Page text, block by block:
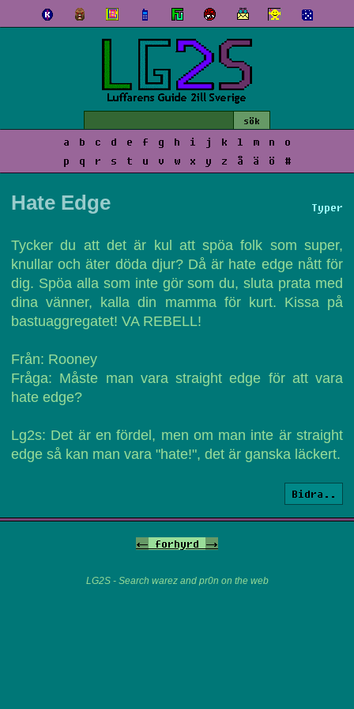
a b c d e f g h i j k l m n
o
p
q r s t u v w x y z å ä ö #
Typer
Hate Edge
Tycker du att det är kul att spöa folk som super,
knullar och äter döda djur? Då är hate edge nått för
dig. Spöa alla som inte gör som du, sluta prata med
dina vänner, kalla din mamma för kurt. Kissa på
bastuaggregatet! VA REBELL!
Från: Rooney
Fråga: Måste man vara straight edge för att vara
hate edge?
Lg2s: Det är en fördel, men om man inte är straight
edge så kan man vara "hate!", det är ganska läckert.
Bidra..
<- forhyrd ->
LG2S - Search warez and pr0n on the web